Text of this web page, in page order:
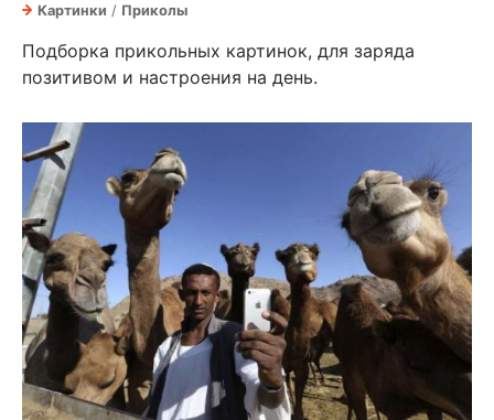
Картинки / Приколы
Подборка прикольных картинок, для заряда
позитивом и настроения на день.